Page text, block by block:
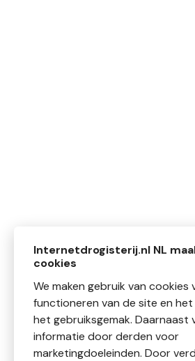
Internetdrogisterij.nl NL
cookies
We maken gebruik van cookies
functioneren van de site en
het gebruiksgemak. Daarnaast
informatie door derden voor
marketingdoeleinden. Door